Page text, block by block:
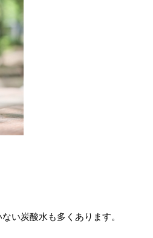
い炭酸水も多くあります。